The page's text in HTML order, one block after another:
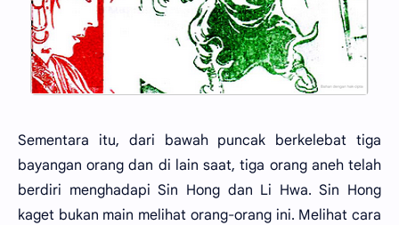
Sementara itu, dari bawah puncak berkelebat tiga
bayangan orang dan di lain saat, tiga orang aneh telah
berdiri menghadapi Sin Hong dan Li Hwa. Sin Hong
kaget bukan main melihat orang-orang ini. Melihat cara